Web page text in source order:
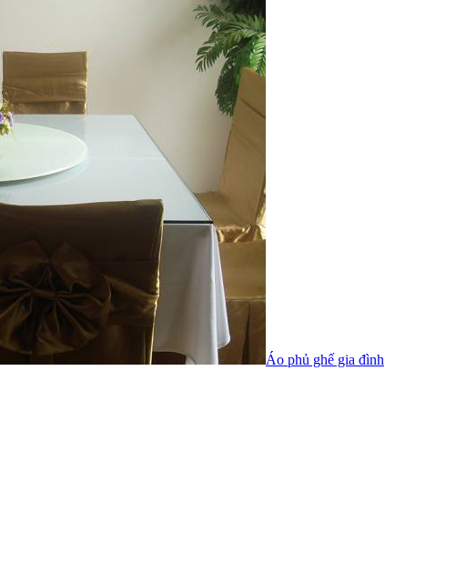
Áo phủ ghế gia đình